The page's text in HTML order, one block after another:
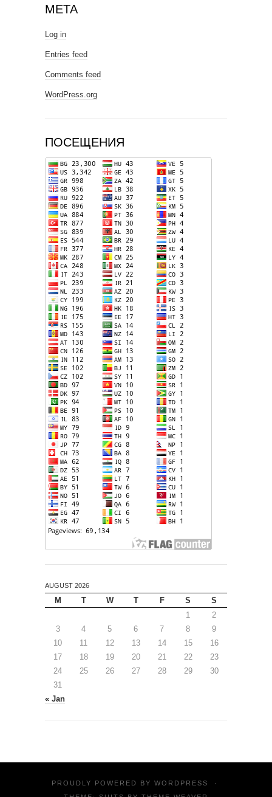
META
Log in
Entries feed
Comments feed
WordPress.org
ПОСЕЩЕНИЯ
AUGUST 2026
M T W T F S
S
1
2
3
4 5 6 7 8
9
10
11 12 13 14 15
16
17
18 19 20 21 22
23
24
25 26 27 28 29
30
31
« Jan
PROUDLY POWERED BY WORDPRESS
·